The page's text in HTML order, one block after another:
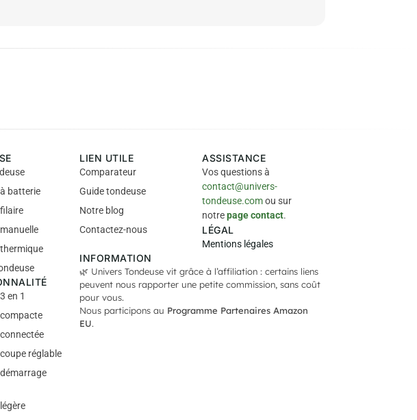
batterie
en 1
réglable
LIEN UTILE
Comparateur
Guide tondeuse
Notre blog
Contactez-nous
ASSISTANCE
Vos questions à
contact@univers-
tondeuse.comou sur
notrepage contact.
LÉGAL
Mentions légales
INFORMATION
🌿 Univers Tondeuse vit grâce à l’affiliation : certains liens
peuvent nous rapporter une petite commission, sans coût
pour vous.
Nous participons au Programme Partenaires Amazon
EU.